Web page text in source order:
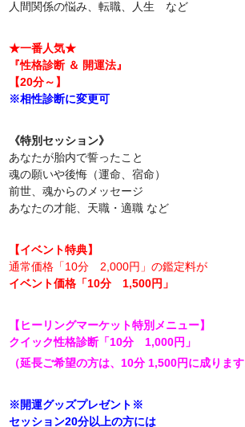
人間関係の悩み、転職、人生 など
★一番人気★
『性格診断 ＆ 開運法』
【20分～】
※相性診断に変更可
《特別セッション》
あなたが胎内で誓ったこと
魂の願いや後悔（運命、宿命）
前世、魂からのメッセージ
あなたの才能、天職・適職 など
【イベント特典】
通常価格「10分 2,000円」の鑑定料が
イベント価格「10分 1,500円」
【ヒーリングマーケット特別メニュー】
クイック性格診断「10分 1,000円」
（延長ご希望の方は、10分 1,500円に成ります
※開運グッズプレゼント※
セッション20分以上の方には